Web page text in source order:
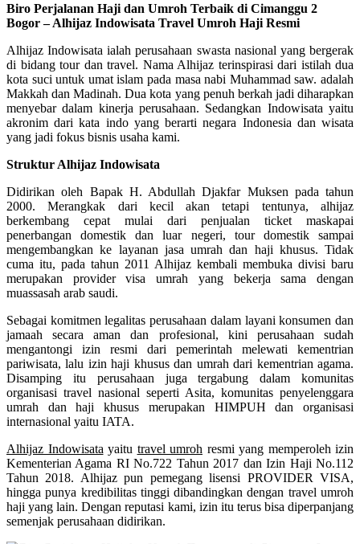
Biro Perjalanan Haji dan Umroh Terbaik di Cimanggu 2
Bogor – Alhijaz Indowisata Travel Umroh Haji Resmi
Alhijaz Indowisata ialah perusahaan swasta nasional yang bergerak
di bidang tour dan travel. Nama Alhijaz terinspirasi dari istilah dua
kota suci untuk umat islam pada masa nabi Muhammad saw. adalah
Makkah dan Madinah. Dua kota yang penuh berkah jadi diharapkan
menyebar dalam kinerja perusahaan. Sedangkan Indowisata yaitu
akronim dari kata indo yang berarti negara Indonesia dan wisata
yang jadi fokus bisnis usaha kami.
Struktur Alhijaz Indowisata
Didirikan oleh Bapak H. Abdullah Djakfar Muksen pada tahun
2000. Merangkak dari kecil akan tetapi tentunya, alhijaz
berkembang cepat mulai dari penjualan ticket maskapai
penerbangan domestik dan luar negeri, tour domestik sampai
mengembangkan ke layanan jasa umrah dan haji khusus. Tidak
cuma itu, pada tahun 2011 Alhijaz kembali membuka divisi baru
merupakan provider visa umrah yang bekerja sama dengan
muassasah arab saudi.
Sebagai komitmen legalitas perusahaan dalam layani konsumen dan
jamaah secara aman dan profesional, kini perusahaan sudah
mengantongi izin resmi dari pemerintah melewati kementrian
pariwisata, lalu izin haji khusus dan umrah dari kementrian agama.
Disamping itu perusahaan juga tergabung dalam komunitas
organisasi travel nasional seperti Asita, komunitas penyelenggara
umrah dan haji khusus merupakan HIMPUH dan organisasi
internasional yaitu IATA.
Alhijaz Indowisata yaitu travel umroh resmi yang memperoleh izin
Kementerian Agama RI No.722 Tahun 2017 dan Izin Haji No.112
Tahun 2018. Alhijaz pun pemegang lisensi PROVIDER VISA,
hingga punya kredibilitas tinggi dibandingkan dengan travel umroh
haji yang lain. Dengan reputasi kami, izin itu terus bisa diperpanjang
semenjak perusahaan didirikan.